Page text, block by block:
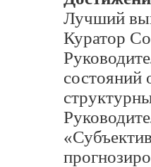
Лучший
Куратор
состояний